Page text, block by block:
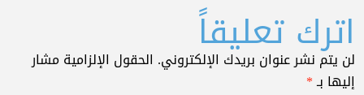
اترك تعليقاً
لن يتم نشر عنوان بريدك الإلكتروني. الحقول الإلزامية مشار
إليها بـ*